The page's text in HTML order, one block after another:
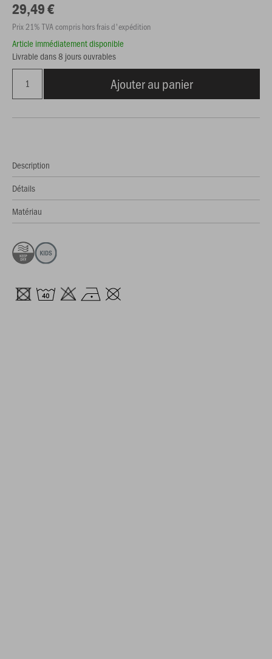
29,49 €
Prix 21% TVA compris hors frais d'expédition
Article immédiatement disponible
Livrable dans 8 jours ouvrables
Ajouter au panier
Description
Détails
Matériau